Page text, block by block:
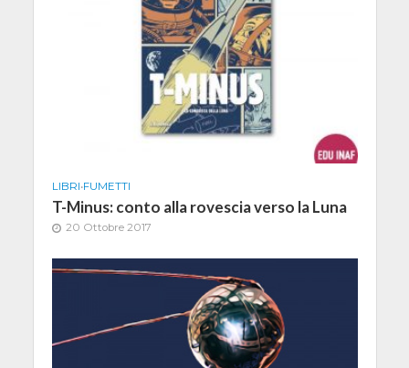
LIBRI•FUMETTI
T-Minus: conto alla rovescia verso la Luna
20 Ottobre 2017